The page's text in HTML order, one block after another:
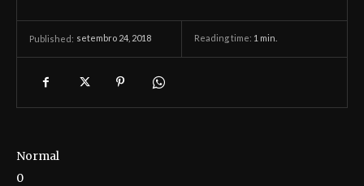
Published: setembro 24, 2018 Reading time: 1 min.
Normal
0